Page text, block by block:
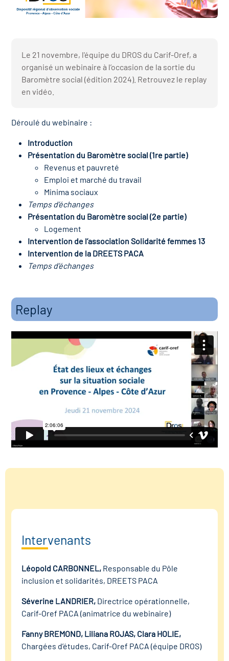
les métiers
clés métiers et
lieu d'information ou
des métiers en
des transitions
de l'Economie
de l'Industrie
emploi-formation
des secteurs
Le 21 novembre, l'équipe du DROS du Carif-Oref, a
organisé un webinaire à l’occasion de la sortie du
Baromètre social (édition 2024). Retrouvez le replay
en vidéo.
Déroulé du webinaire :
Introduction
Présentation du Baromètre social (1re partie)
Revenus et pauvreté
Emploi et marché du travail
Minima sociaux
Temps d’échanges
Présentation du Baromètre social (2e partie)
Logement
Intervention de l’association Solidarité femmes 13
Intervention de la DREETS PACA
Temps d’échanges
Replay
Intervenants
Léopold CARBONNEL, Responsable du Pôle
inclusion et solidarités, DREETS PACA
Séverine LANDRIER, Directrice opérationnelle,
Carif-Oref PACA (animatrice du webinaire)
Fanny BREMOND, Liliana ROJAS, Clara HOLIE,
Chargées d’études, Carif-Oref PACA (équipe DROS)